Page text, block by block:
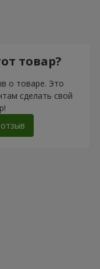
товар?
о товаре. Это
сделать свой